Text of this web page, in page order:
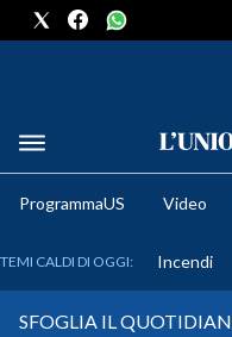
METEO
ProgrammaUS Video
TEMI CALDI DI OGGI: Incendi
SFOGLIA IL